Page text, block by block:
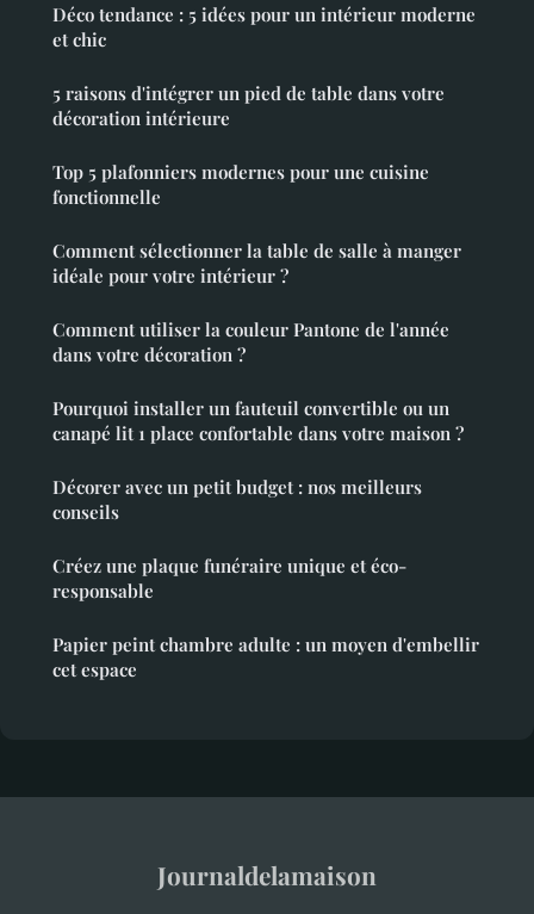
Déco tendance : 5 idées pour un intérieur moderne
et chic
5 raisons d'intégrer un pied de table dans votre
décoration intérieure
Top 5 plafonniers modernes pour une cuisine
fonctionnelle
Comment sélectionner la table de salle à manger
idéale pour votre intérieur ?
Comment utiliser la couleur Pantone de l'année
dans votre décoration ?
Pourquoi installer un fauteuil convertible ou un
canapé lit 1 place confortable dans votre maison ?
Décorer avec un petit budget : nos meilleurs
conseils
Créez une plaque funéraire unique et éco-
responsable
Papier peint chambre adulte : un moyen d'embellir
cet espace
Journaldelamaison